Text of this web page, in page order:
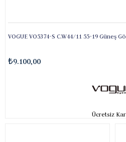
VOGUE VO5374-S C.W44/11 55-19 Güneş
₺9.100,00
Ücretsiz